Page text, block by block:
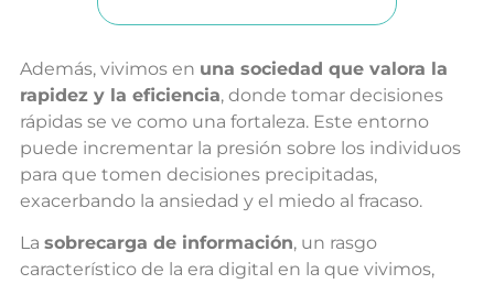
Además, vivimos en una sociedad que valora la
rapidez y la eficiencia, donde tomar decisiones
rápidas se ve como una fortaleza. Este entorno
puede incrementar la presión sobre los individuos
para que tomen decisiones precipitadas,
exacerbando la ansiedad y el miedo al fracaso.
La sobrecarga de información, un rasgo
característico de la era digital en la que vivimos,